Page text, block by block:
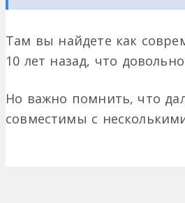
Там вы найдете как
10 лет назад, что
Но важно помнить, что
совместимы с